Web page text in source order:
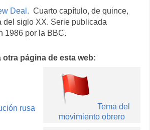
Deal. Cuarto capítulo, de quince,
del siglo XX. Serie publicada
1986 por la BBC.
otra página de esta web:
rusa
Tema del
movimiento obrero